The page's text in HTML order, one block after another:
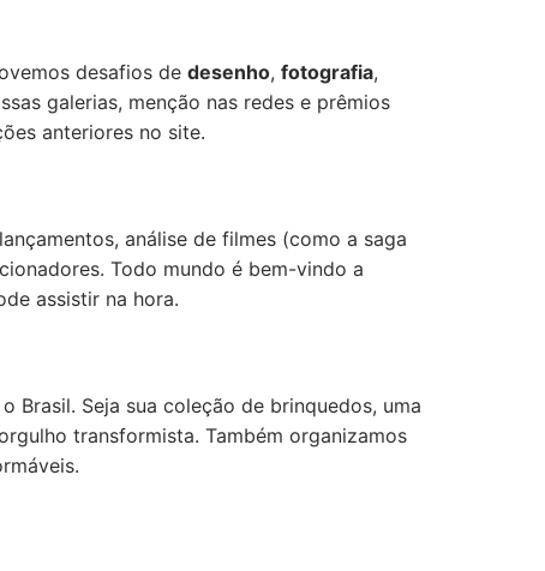
desafios de desenho, fotografia,
galerias, menção nas redes e prêmios
anteriores no site.
análise de filmes (como a saga
Todo mundo é bem-vindo a
assistir na hora.
Seja sua coleção de brinquedos, uma
transformista. Também organizamos